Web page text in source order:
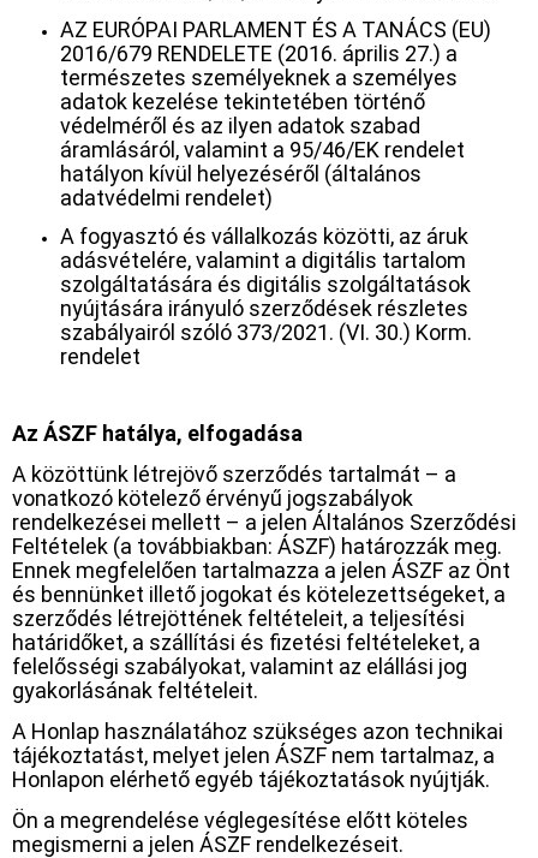
AZ EURÓPAI PARLAMENT ÉS A TANÁCS (EU)
2016/679 RENDELETE (2016. április 27.) a
természetes személyeknek a személyes
adatok kezelése tekintetében történő
védelméről és az ilyen adatok szabad
áramlásáról, valamint a 95/46/EK rendelet
hatályon kívül helyezéséről (általános
adatvédelmi rendelet)
A fogyasztó és vállalkozás közötti, az áruk
adásvételére, valamint a digitális tartalom
szolgáltatására és digitális szolgáltatások
nyújtására irányuló szerződések részletes
szabályairól szóló 373/2021. (VI. 30.) Korm.
rendelet
Az ÁSZF hatálya, elfogadása
A közöttünk létrejövő szerződés tartalmát – a
vonatkozó kötelező érvényű jogszabályok
rendelkezései mellett – a jelen Általános Szerződési
Feltételek (a továbbiakban: ÁSZF) határozzák meg.
Ennek megfelelően tartalmazza a jelen ÁSZF az Önt
és bennünket illető jogokat és kötelezettségeket, a
szerződés létrejöttének feltételeit, a teljesítési
határidőket, a szállítási és fizetési feltételeket, a
felelősségi szabályokat, valamint az elállási jog
gyakorlásának feltételeit.
A Honlap használatához szükséges azon technikai
tájékoztatást, melyet jelen ÁSZF nem tartalmaz, a
Honlapon elérhető egyéb tájékoztatások nyújtják.
Ön a megrendelése véglegesítése előtt köteles
megismerni a jelen ÁSZF rendelkezéseit.